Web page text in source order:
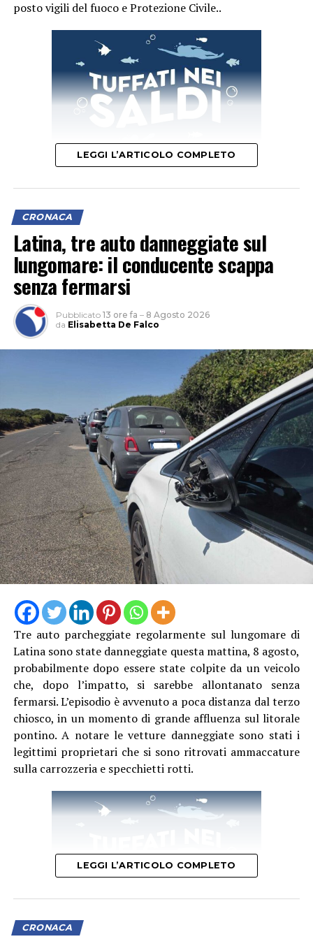
posto vigili del fuoco e Protezione Civile..
LEGGI L’ARTICOLO COMPLETO
CRONACA
Latina, tre auto danneggiate sul
lungomare: il conducente scappa
senza fermarsi
Pubblicato 13 ore fa – 8 Agosto 2026
da Elisabetta De Falco
Tre auto parcheggiate regolarmente sul lungomare di
Latina sono state danneggiate questa mattina, 8 agosto,
probabilmente dopo essere state colpite da un veicolo
che, dopo l’impatto, si sarebbe allontanato senza
fermarsi. L’episodio è avvenuto a poca distanza dal terzo
chiosco, in un momento di grande affluenza sul litorale
pontino. A notare le vetture danneggiate sono stati i
legittimi proprietari che si sono ritrovati ammaccature
sulla carrozzeria e specchietti rotti.
LEGGI L’ARTICOLO COMPLETO
CRONACA